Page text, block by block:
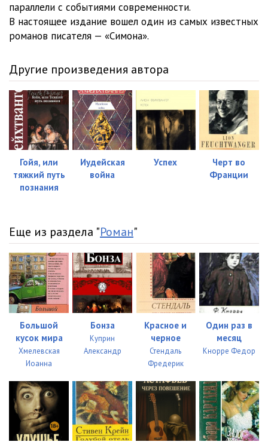
03_04_Velikoe predatelstvo
03_05_Zhestokaya nagrada
03_07_Otrechenie 11:53
03_08_Bessmertnoe 14:49
03_09_'Zverinets' 40:07
параллели с событиями современности.
В настоящее издание вошел один из самых известных
романов писателя — «Симона».
Другие произведения автора
Гойя, или
тяжкий путь
познания
Иудейская
война
Успех
Черт во
Франции
Еще из раздела "Роман"
Большой
кусок мира
Хмелевская
Иоанна
Бонза
Куприн
Александр
Красное и
черное
Стендаль
Фредерик
Один раз в
месяц
Кнорре Федор